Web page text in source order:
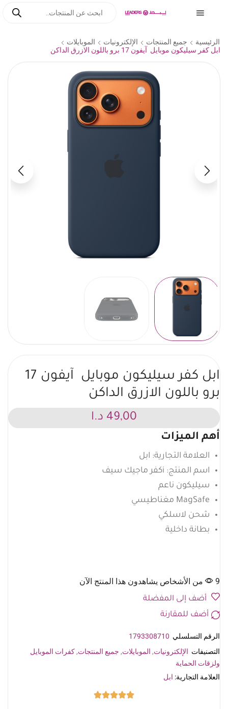
الرئيسية جميع المنتجات الإلكترونيات
الموبايلات
ابل كفر سيليكون موبايل آيفون 17 برو باللون الازرق الداكن
ابل كفر سيليكون موبايل آيفون 17
برو باللون الازرق الداكن
49,00 د.ا
أهم الميزات
العلامة التجارية: ابل
اسم المنتج: iكفر ماجيك سيف
سيليكون ناعم
MagSafe مغناطيسي
شحن لاسلكي
بطانة داخلية
9 من الأشخاص يشاهدون هذا المنتج الآن
أضف إلى المفضلة
أضف للمقارنة
الرقم التسلسلي 1793308710
التصنيفات الإلكترونيات, الموبايلات, جميع المنتجات, كفرات الموبايل
ولزقات الحماية
العلامة التجارية: ابل